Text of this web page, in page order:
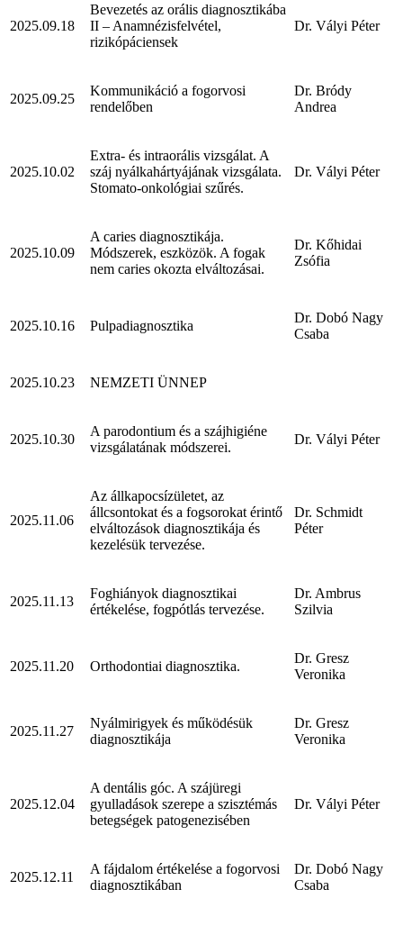
2025.09.18
Bevezetés az orális diagnosztikába
II – Anamnézisfelvétel,
rizikópáciensek
Dr. Vályi Péter
2025.09.25
Kommunikáció a fogorvosi
rendelőben
Dr. Bródy
Andrea
2025.10.02
Extra- és intraorális vizsgálat. A
száj nyálkahártyájának vizsgálata.
Stomato-onkológiai szűrés.
Dr. Vályi Péter
2025.10.09
A caries diagnosztikája.
Módszerek, eszközök. A fogak
nem caries okozta elváltozásai.
Dr. Kőhidai
Zsófia
2025.10.16 Pulpadiagnosztika
Dr. Dobó Nagy
Csaba
2025.10.23 NEMZETI ÜNNEP
2025.10.30
A parodontium és a szájhigiéne
vizsgálatának módszerei.
Dr. Vályi Péter
2025.11.06
Az állkapocsízületet, az
állcsontokat és a fogsorokat érintő
elváltozások diagnosztikája és
kezelésük tervezése.
Dr. Schmidt
Péter
2025.11.13
Foghiányok diagnosztikai
értékelése, fogpótlás tervezése.
Dr. Ambrus
Szilvia
2025.11.20 Orthodontiai diagnosztika.
Dr. Gresz
Veronika
2025.11.27
Nyálmirigyek és működésük
diagnosztikája
Dr. Gresz
Veronika
2025.12.04
A dentális góc. A szájüregi
gyulladások szerepe a szisztémás
betegségek patogenezisében
Dr. Vályi Péter
2025.12.11
A fájdalom értékelése a fogorvosi
diagnosztikában
Dr. Dobó Nagy
Csaba